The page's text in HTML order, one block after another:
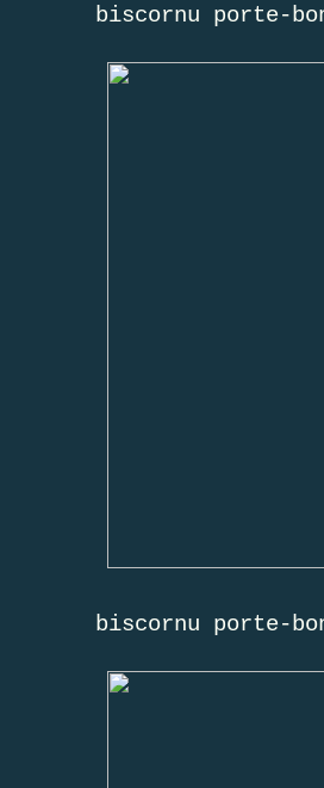
biscornu porte-
biscornu porte-